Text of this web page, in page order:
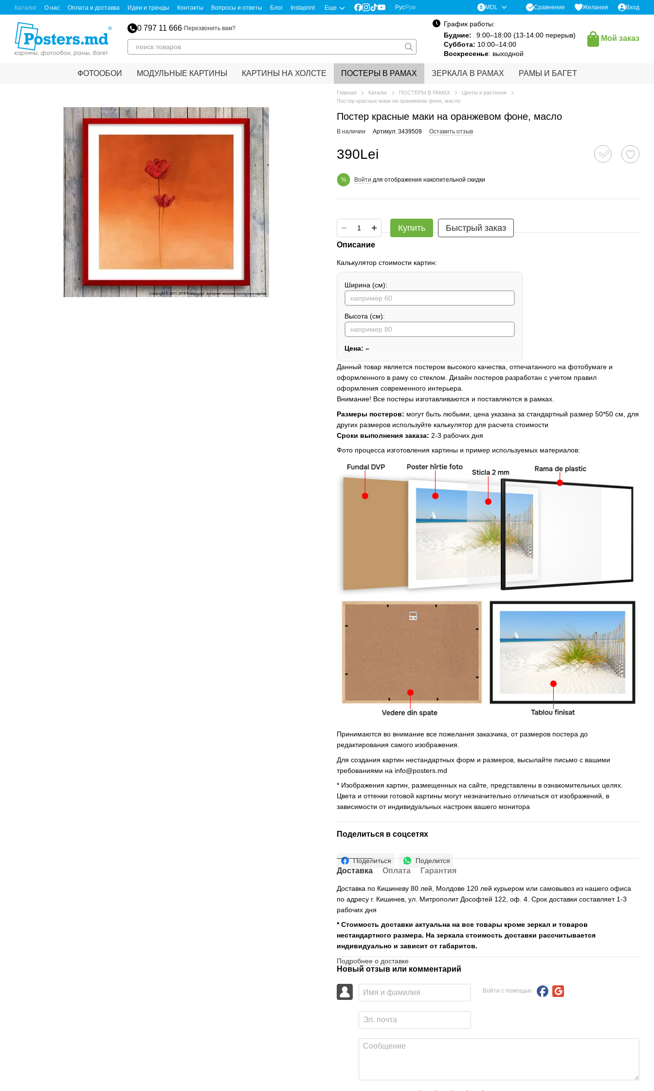
Перейти к основному контенту
Каталог О нас Оплата и доставка Идеи и тренды Контакты Вопросы и ответы Блог Instaprint Еще РусРум MDL Сравнение Желания Вход
0 797 11 666 Перезвонить вам?
График работы:
Будние:
9:00–18:00 (13-14:00 перерыв)
Суббота: 10:00–14:00
Воскресенье: выходной
Мой заказ
ФОТООБОИ МОДУЛЬНЫЕ КАРТИНЫ КАРТИНЫ НА ХОЛСТЕ ПОСТЕРЫ В РАМАХ ЗЕРКАЛА В РАМАХ РАМЫ И БАГЕТ
Главная Каталог ПОСТЕРЫ В РАМАХ
Цветы и растения
Постер красные маки на оранжевом фоне, масло
Постер красные маки на оранжевом фоне, масло
В наличии Артикул: 3439509 Оставить отзыв
390Lei
% Войти для отображения накопительной скидки
Купить Быстрый заказ
Описание
Калькулятор стоимости картин:
Ширина (см):
Высота (см):
Цена: –
Данный товар является постером высокого качества, отпечатанного на фотобумаге и
оформленного в раму со стеклом. Дизайн постеров разработан с учетом правил
оформления современного интерьера.
Внимание! Все постеры изготавливаются и поставляются в рамках.
Размеры постеров: могут быть любыми, цена указана за стандартный размер 50*50 см, для
других размеров используйте калькулятор для расчета стоимости
Сроки выполнения заказа: 2-3 рабочих дня
Фото процесса изготовления картины и пример используемых материалов:
Принимаются во внимание все пожелания заказчика, от размеров постера до
редактирования самого изображения.
Для создания картин нестандартных форм и размеров, высылайте письмо c вашими
требованиями на info@posters.md
* Изображения картин, размещенных на сайте, представлены в ознакомительных целях.
Цвета и оттенки готовой картины могут незначительно отличаться от изображений, в
зависимости от индивидуальных настроек вашего монитора
Поделиться в соцсетях
Поделиться Поделится
Доставка Оплата Гарантия
Доставка по Кишиневу 80 лей, Молдове 120 лей курьером или самовывоз из нашего офиса
по адресу г. Кишинев, ул. Митрополит Дософтей 122, оф. 4. Срок доставки составляет 1-3
рабочих дня
* Стоимость доставки актуальна на все товары кроме зеркал и товаров
нестандартного размера. На зеркала стоимость доставки рассчитывается
индивидуально и зависит от габаритов.
Подробнее о доставке
Новый отзыв или комментарий
Войти с помощью